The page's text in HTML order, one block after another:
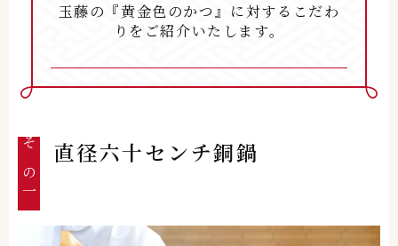
玉藤の『黄金色のかつ』に対するこだわ
りをご紹介いたします。
その一 直径六十センチ銅鍋